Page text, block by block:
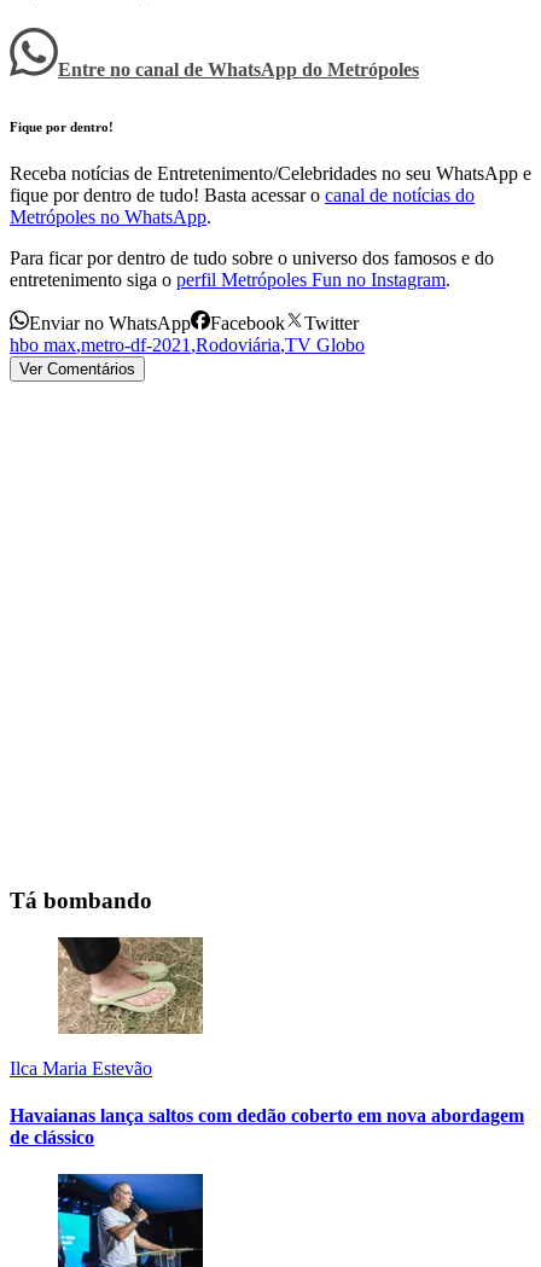
Entre no canal de WhatsApp do Metrópoles
Fique por dentro!
Receba notícias de Entretenimento/Celebridades no seu WhatsApp e
fique por dentro de tudo! Basta acessar o canal de notícias do
Metrópoles no WhatsApp.
Para ficar por dentro de tudo sobre o universo dos famosos e do
entretenimento siga o perfil Metrópoles Fun no Instagram.
Enviar no WhatsApp Facebook
Twitter
hbo max,metro-df-2021,Rodoviária,TV Globo
Ver Comentários
Tá bombando
Ilca Maria Estevão
Havaianas lança saltos com dedão coberto em nova abordagem
de clássico